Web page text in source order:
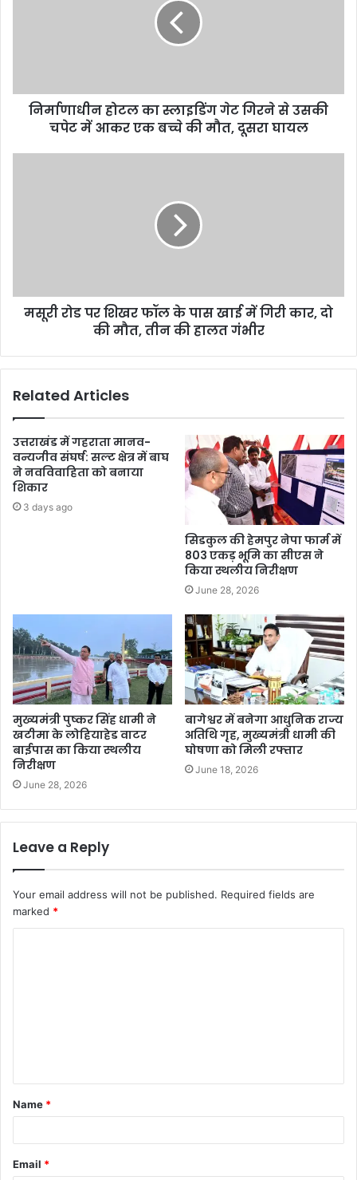
निर्माणाधीन होटल का स्लाइडिंग गेट गिरने से उसकी
चपेट में आकर एक बच्चे की मौत, दूसरा घायल
मसूरी रोड पर शिखर फॉल के पास खाई में गिरी कार, दो
की मौत, तीन की हालत गंभीर
Related Articles
उत्तराखंड में गहराता मानव-
वन्यजीव संघर्ष: सल्ट क्षेत्र में बाघ
ने नवविवाहिता को बनाया
शिकार
3 days ago
सिडकुल की हेमपुर नेपा फार्म में
803 एकड़ भूमि का सीएस ने
किया स्थलीय निरीक्षण
June 28, 2026
मुख्यमंत्री पुष्कर सिंह धामी ने
खटीमा के लोहियाहेड वाटर
बाईपास का किया स्थलीय
निरीक्षण
June 28, 2026
बागेश्वर में बनेगा आधुनिक राज्य
अतिथि गृह, मुख्यमंत्री धामी की
घोषणा को मिली रफ्तार
June 18, 2026
Leave a Reply
Your email address will not be published. Required fields are
marked *
t
*
Name *
Email *